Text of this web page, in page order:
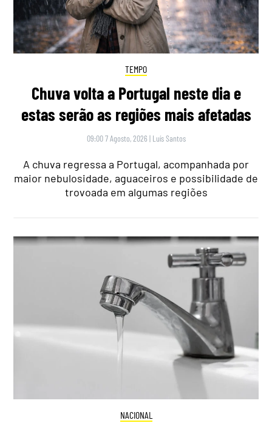
TEMPO
Chuva volta a Portugal neste dia e
estas serão as regiões mais afetadas
09:00 7 Agosto, 2026 | Luís Santos
A chuva regressa a Portugal, acompanhada por
maior nebulosidade, aguaceiros e possibilidade de
trovoada em algumas regiões
NACIONAL